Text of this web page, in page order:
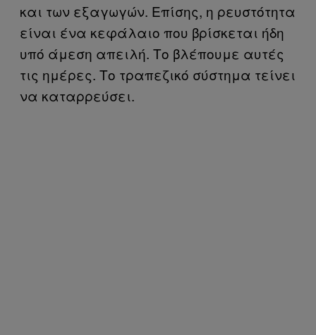
και των εξαγωγών. Επίσης, η ρευστότητα
είναι ένα κεφάλαιο που βρίσκεται ήδη
υπό άμεση απειλή. Το βλέπουμε αυτές
τις ημέρες. Το τραπεζικό σύστημα τείνει
να καταρρεύσει.